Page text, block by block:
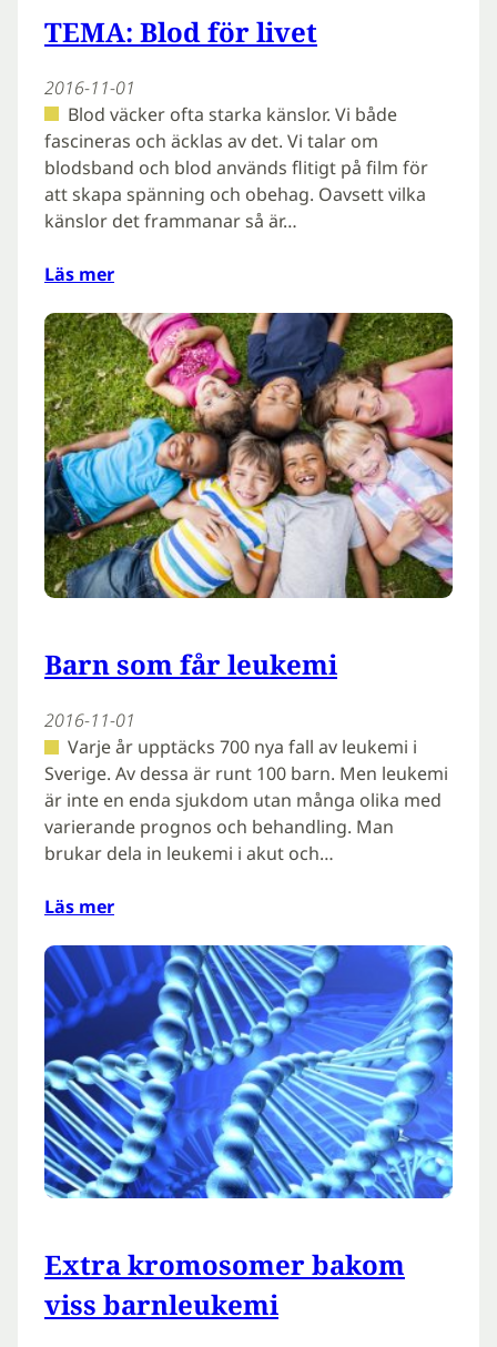
TEMA: Blod för livet
2016-11-01
Blod väcker ofta starka känslor. Vi både
fascineras och äcklas av det. Vi talar om
blodsband och blod används flitigt på film för
att skapa spänning och obehag. Oavsett vilka
känslor det frammanar så är…
Läs mer
Barn som får leukemi
2016-11-01
Varje år upptäcks 700 nya fall av leukemi i
Sverige. Av dessa är runt 100 barn. Men leukemi
är inte en enda sjukdom utan många olika med
varierande prognos och behandling. Man
brukar dela in leukemi i akut och…
Läs mer
Extra kromosomer bakom
viss barnleukemi